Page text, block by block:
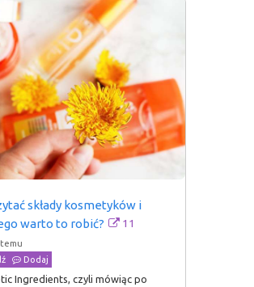
składy kosmetyków i
warto to robić?
11
Dodaj
Ingredients, czyli mówiąc po